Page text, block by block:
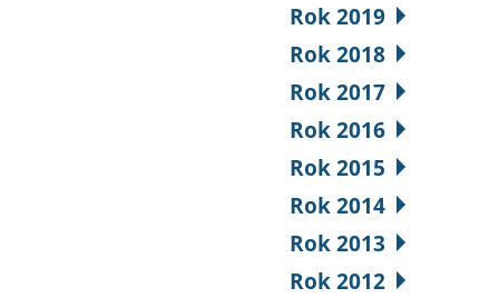
Rok 2019
Rok 2018
Rok 2017
Rok 2016
Rok 2015
Rok 2014
Rok 2013
Rok 2012